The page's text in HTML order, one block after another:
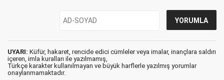
UYARI: Küfür, hakaret, rencide edici cümleler veya imalar, inançlara saldırı
içeren, imla kuralları ile yazılmamış,
Türkçe karakter kullanılmayan ve büyük harflerle yazılmış yorumlar
onaylanmamaktadır.